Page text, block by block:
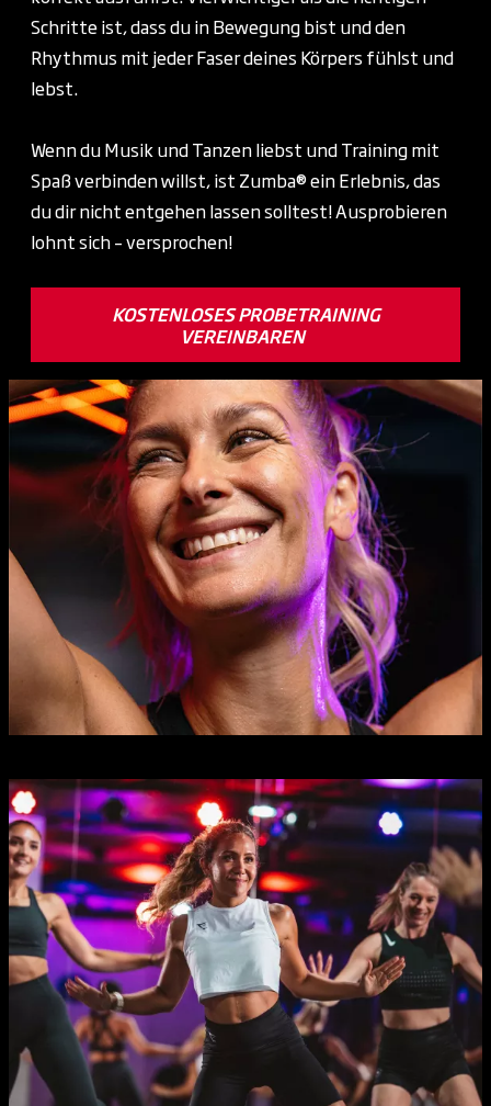
Schritte ist, dass du in Bewegung bist und den
Rhythmus mit jeder Faser deines Körpers fühlst und
lebst.
Wenn du Musik und Tanzen liebst und Training mit
Spaß verbinden willst, ist Zumba® ein Erlebnis, das
du dir nicht entgehen lassen solltest! Ausprobieren
lohnt sich – versprochen!
KOSTENLOSES PROBETRAINING
VEREINBAREN